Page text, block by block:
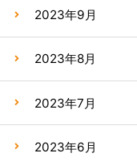
2023年9月
2023年8月
2023年7月
2023年6月